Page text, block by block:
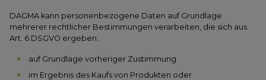
DAGMA kann personenbezogene Daten auf Grundlage
mehrerer rechtlicher Bestimmungen verarbeiten, die sich aus
Art. 6 DSGVO ergeben:
auf Grundlage vorheriger Zustimmung
im Ergebnis des Kaufs von Produkten oder